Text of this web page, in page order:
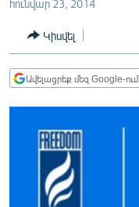
ՏՆՏԵՍՈՒԹՅՈՒՆ
ՂԱՐԱԲԱՂ
ՏԱՐԱԾԱՇՐՋԱՆ
ՄԻՋԱԶԳԱՅԻՆ
ՄՇԱԿՈՒՅԹ
հունվար 23, 2014
Կիսվել
Ավելացրեք մեզ Google-ում